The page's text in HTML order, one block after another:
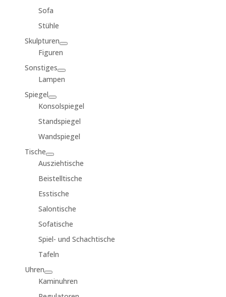
Sofa
Stühle
Skulpturen
Figuren
Sonstiges
Lampen
Spiegel
Konsolspiegel
Standspiegel
Wandspiegel
Tische
Ausziehtische
Beistelltische
Esstische
Salontische
Sofatische
Spiel- und Schachtische
Tafeln
Uhren
Kaminuhren